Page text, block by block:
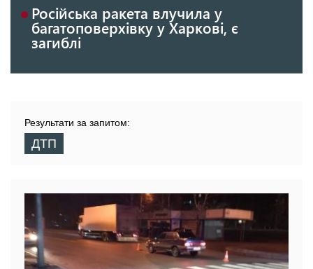
Російська ракета влучила у
багатоповерхівку у Харкові, є
загиблі
Результати за запитом:
ДТП